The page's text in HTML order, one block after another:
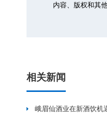
内容、版权和其
相关新闻
峨眉仙酒业在新酒饮机